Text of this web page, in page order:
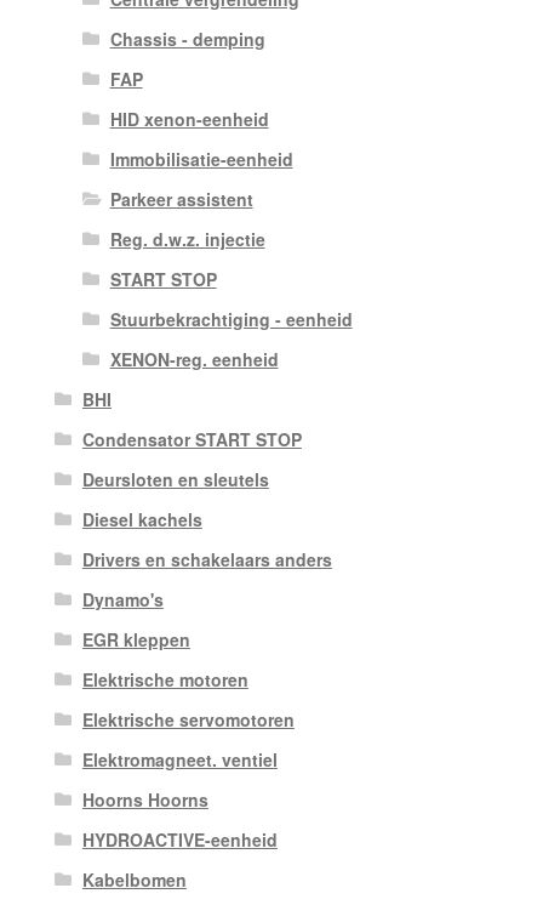
Chassis - demping
FAP
HID xenon-eenheid
Immobilisatie-eenheid
Parkeer assistent
Reg. d.w.z. injectie
START STOP
Stuurbekrachtiging - eenheid
XENON-reg. eenheid
BHI
Condensator START STOP
Deursloten en sleutels
Diesel kachels
Drivers en schakelaars anders
Dynamo's
EGR kleppen
Elektrische motoren
Elektrische servomotoren
Elektromagneet. ventiel
Hoorns Hoorns
HYDROACTIVE-eenheid
Kabelbomen